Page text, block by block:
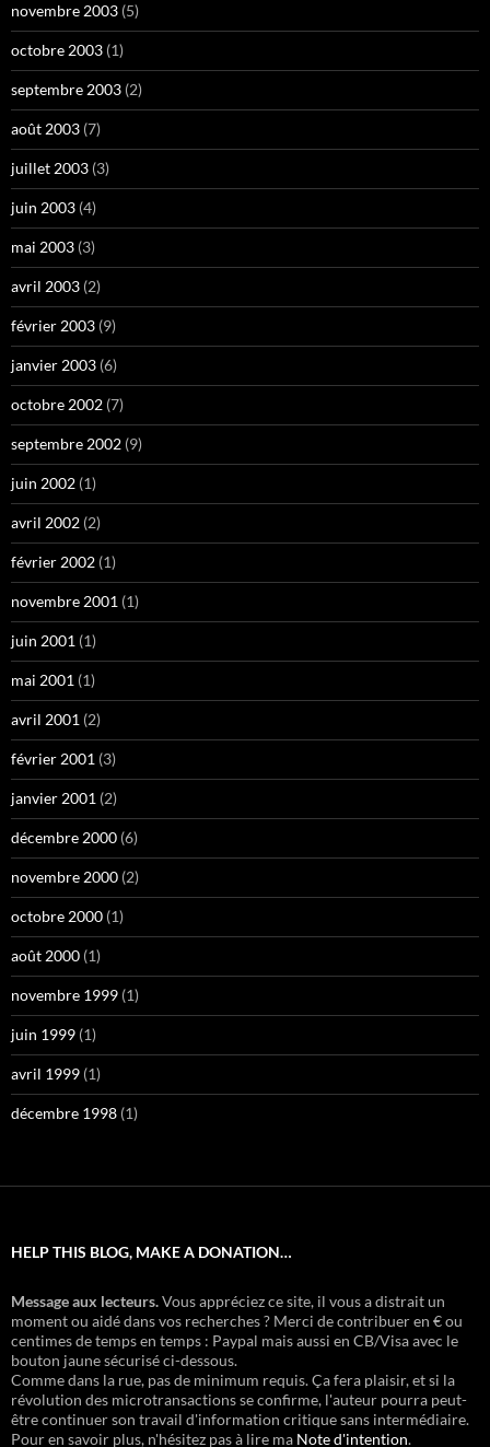
novembre 2003 (5)
octobre 2003 (1)
septembre 2003 (2)
août 2003 (7)
juillet 2003 (3)
juin 2003 (4)
mai 2003 (3)
avril 2003 (2)
février 2003 (9)
janvier 2003 (6)
octobre 2002 (7)
septembre 2002 (9)
juin 2002 (1)
avril 2002 (2)
février 2002 (1)
novembre 2001 (1)
juin 2001 (1)
mai 2001 (1)
avril 2001 (2)
février 2001 (3)
janvier 2001 (2)
décembre 2000 (6)
novembre 2000 (2)
octobre 2000 (1)
août 2000 (1)
novembre 1999 (1)
juin 1999 (1)
avril 1999 (1)
décembre 1998 (1)
HELP THIS BLOG, MAKE A DONATION…
Message aux lecteurs.Vous appréciez ce site, il vous a distrait un
moment ou aidé dans vos recherches ? Merci de contribuer en € ou
centimes de temps en temps : Paypal mais aussi en CB/Visa avec le
bouton jaune sécurisé ci-dessous.
Comme dans la rue, pas de minimum requis. Ça fera plaisir, et si la
révolution des microtransactions se confirme, l'auteur pourra peut-
être continuer son travail d'information critique sans intermédiaire.
Pour en savoir plus, n'hésitez pas à lire ma Note d'intention.